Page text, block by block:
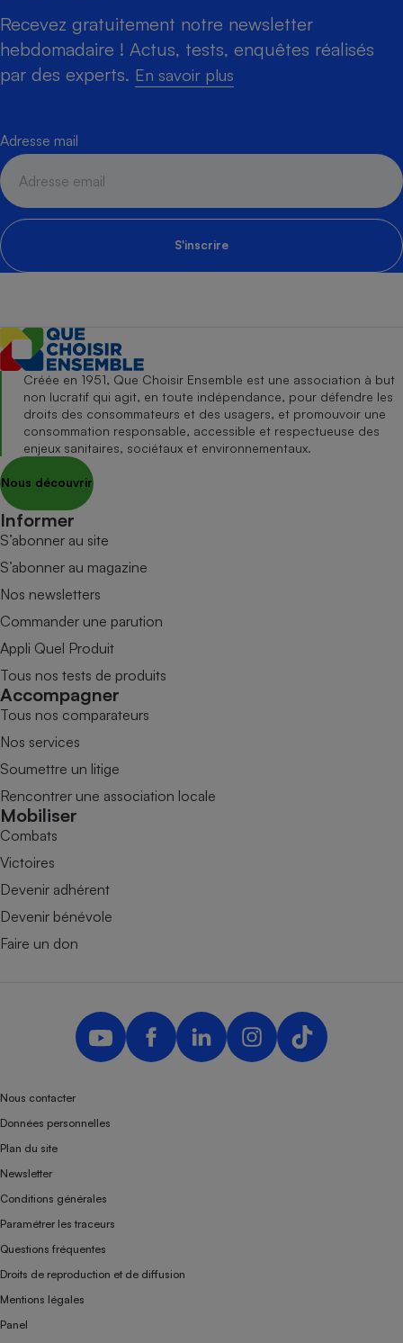
Recevez gratuitement notre newsletter
hebdomadaire ! Actus, tests, enquêtes réalisés
par des experts. En savoir plus
Adresse mail
S'inscrire
Créée en 1951, Que Choisir Ensemble est une association à but
non lucratif qui agit, en toute indépendance, pour défendre les
droits des consommateurs et des usagers, et promouvoir une
consommation responsable, accessible et respectueuse des
enjeux sanitaires, sociétaux et environnementaux.
Nous découvrir
Informer
S’abonner au site
S’abonner au magazine
Nos newsletters
Commander une parution
Appli Quel Produit
Tous nos tests de produits
Accompagner
Tous nos comparateurs
Nos services
Soumettre un litige
Rencontrer une association locale
Mobiliser
Combats
Victoires
Devenir adhérent
Devenir bénévole
Faire un don
Nous contacter
Données personnelles
Plan du site
Newsletter
Conditions générales
Paramétrer les traceurs
Questions fréquentes
Droits de reproduction et de diffusion
Mentions légales
Panel